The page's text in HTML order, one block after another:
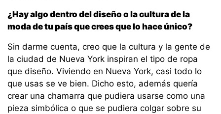
¿Hay algo dentro del diseño o la cultura de la
moda de tu país que crees que lo hace único?
Sin darme cuenta, creo que la cultura y la gente de
la ciudad de Nueva York inspiran el tipo de ropa
que diseño. Viviendo en Nueva York, casi todo lo
que usas se ve bien. Dicho esto, además quería
crear una chamarra que pudiera usarse como una
pieza simbólica o que se pudiera colgar sobre su